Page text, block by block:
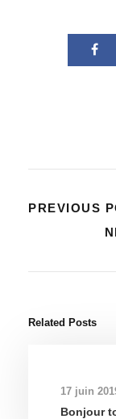
PREVIOUS
Related Posts
17 juin
Bonjour